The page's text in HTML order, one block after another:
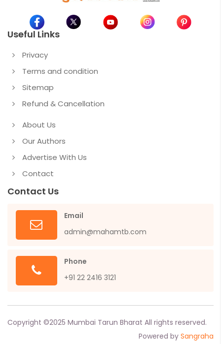
Useful Links
Privacy
Terms and condition
Sitemap
Refund & Cancellation
About Us
Our Authors
Advertise With Us
Contact
Contact Us
Email
admin@mahamtb.com
Phone
+91 22 2416 3121
Copyright ©2025 Mumbai Tarun Bharat All rights reserved.
Powered by Sangraha